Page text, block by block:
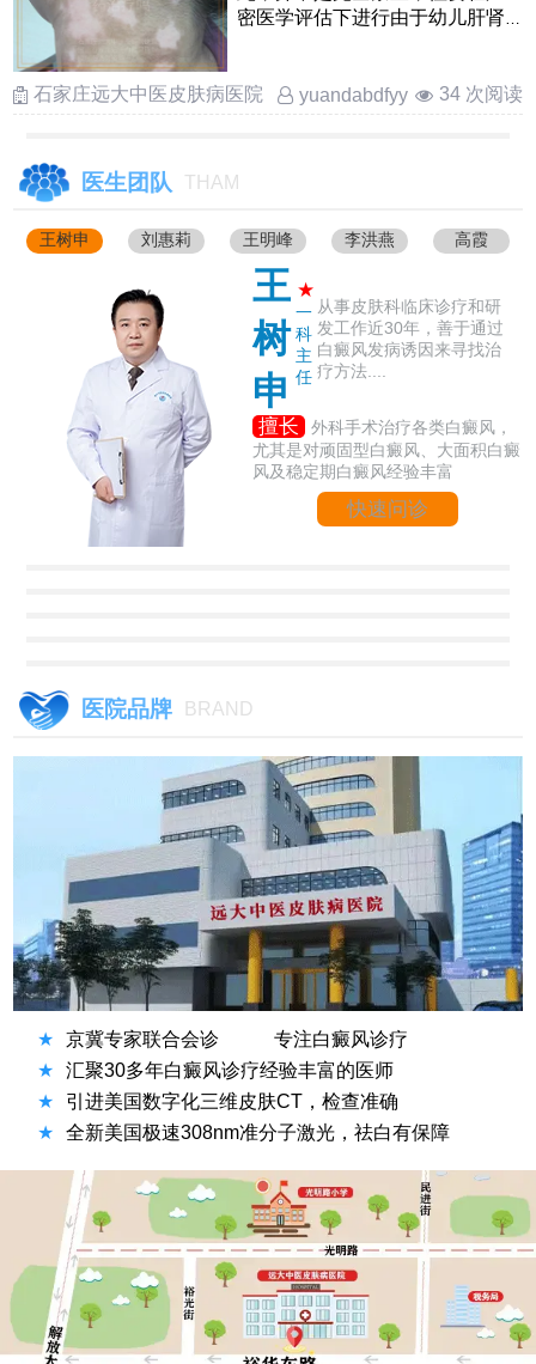
密医学评估下进行由于幼儿肝肾
石家庄远大中医皮肤病医院
yuandabdfyy 34 次阅读
医生团队 THAM
王树申 刘惠莉 王明峰 李洪燕 高霞
王
树
申
★
一
科
主
任
从事皮肤科临床诊疗和研
发工作近30年，善于通过
白癜风发病诱因来寻找治
疗方法....
擅长
外科手术治疗各类白癜风，
尤其是对顽固型白癜风、大面积白癜
风及稳定期白癜风经验丰富
快速问诊
医院品牌 BRAND
★ 京冀专家联合会诊
专注白癜风诊疗
★
汇聚30多年白癜风诊疗经验丰富的医师
★
引进美国数字化三维皮肤CT，检查准确
★
全新美国极速308nm准分子激光，祛白有保障